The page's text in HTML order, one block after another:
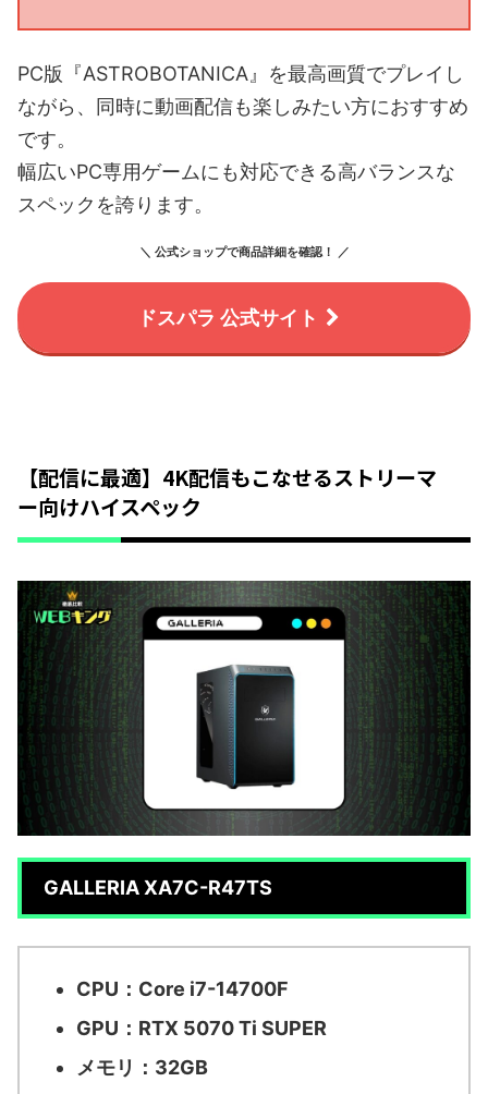
PC版『ASTROBOTANICA』を最高画質でプレイし
ながら、同時に動画配信も楽しみたい方におすすめ
です。
幅広いPC専用ゲームにも対応できる高バランスな
スペックを誇ります。
＼ 公式ショップで商品詳細を確認！ ／
ドスパラ 公式サイト
【配信に最適】4K配信もこなせるストリーマ
ー向けハイスペック
GALLERIA XA7C-R47TS
CPU：Core i7-14700F
GPU：RTX 5070 Ti SUPER
メモリ：32GB